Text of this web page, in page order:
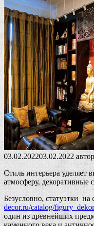
03.02.202203.02.2022
Стиль интерьера уделяет
атмосферу, декоративные
Безусловно, статуэтки на
decor.ru/catalog/
один из древнейших